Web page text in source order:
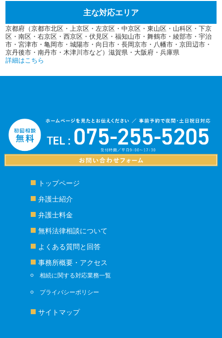
主な対応エリア
京都府（京都市北区・上京区・左京区・中京区・東山区・山科区・下京
区・南区・右京区・西京区・伏見区・福知山市・舞鶴市・綾部市・宇治
市・宮津市・亀岡市・城陽市・向日市・長岡京市・八幡市・京田辺市・
京丹後市・南丹市・木津川市など）滋賀県・大阪府・兵庫県
詳細はこちら
トップページ
弁護士紹介
弁護士料金
無料法律相談について
よくある質問と回答
事務所概要・アクセス
相続に関する対応業務一覧
プライバシーポリシー
サイトマップ